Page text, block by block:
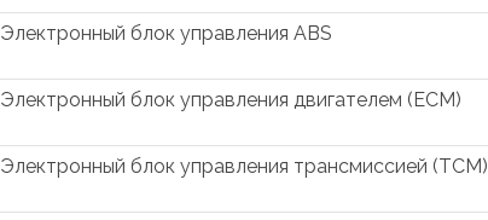
Электронный блок управления ABS
Электронный блок управления двигателем (ECM)
Электронный блок управления трансмиссией (TCM)